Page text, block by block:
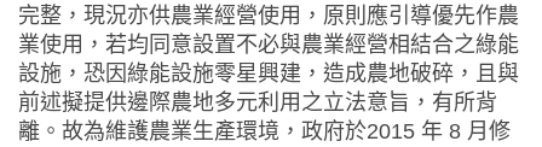
完整，現況亦供農業經營使用，原則應引導優先作農
業使用，若均同意設置不必與農業經營相結合之綠能
設施，恐因綠能設施零星興建，造成農地破碎，且與
前述擬提供邊際農地多元利用之立法意旨，有所背
離。故為維護農業生產環境，政府於2015 年 8 月修